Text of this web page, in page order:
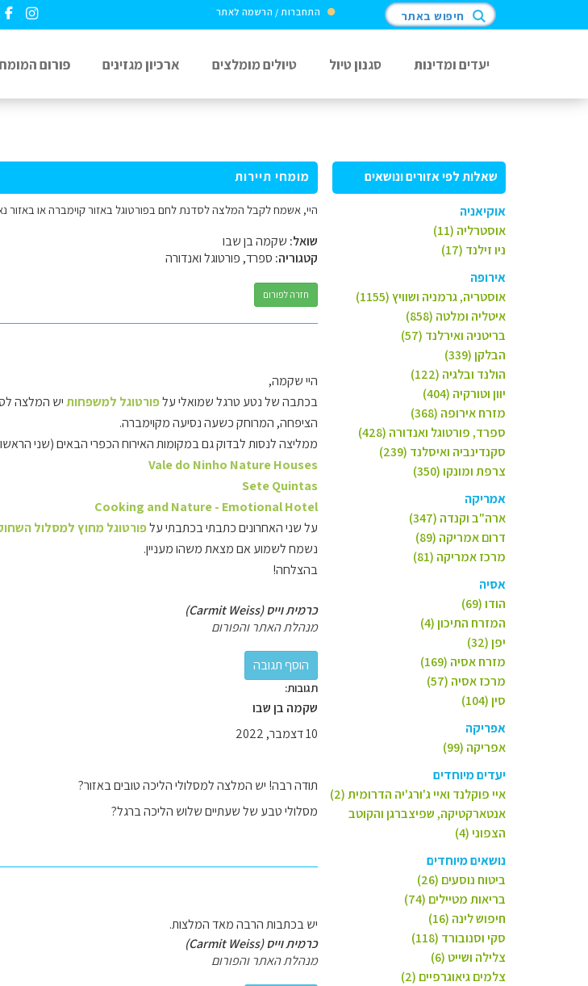
התחברות / הרשמה לאתר חיפוש באתר
יעדים ומדינות סגנון טיול טיולים מומלצים ארכיון מגזינים פורום
שאלות לפי אזורים ונושאים
אוקיאניה
אוסטרליה (11)
ניו זילנד (17)
אירופה
אוסטריה, גרמניה ושוויץ (1155)
איטליה ומלטה (858)
בריטניה ואירלנד (57)
הבלקן (339)
הולנד ובלגיה (122)
יוון וטורקיה (404)
מזרח אירופה (368)
ספרד, פורטוגל ואנדורה (428)
סקנדינביה ואיסלנד (239)
צרפת ומונקו (350)
אמריקה
ארה"ב וקנדה (347)
דרום אמריקה (89)
מרכז אמריקה (81)
אסיה
הודו (69)
המזרח התיכון (4)
יפן (32)
מזרח אסיה (169)
מרכז אסיה (57)
סין (104)
אפריקה
אפריקה (99)
יעדים מיוחדים
איי פוקלנד ואיי ג'ורג'יה הדרומית (2)
אנטארקטיקה, שפיצברגן והקוטב
הצפוני (4)
נושאים מיוחדים
ביטוח נוסעים (26)
בריאות מטיילים (74)
חיפוש לינה (16)
סקי וסנובורד (118)
צלילה ושייט (6)
צלמים גיאוגרפיים (2)
מומחי תיירות
היי, אשמח לקבל המלצה לסדנת לחם בפורטוגל באזור קוימברה או באזור
שואל: שקמה בן שבו
קטגוריה: ספרד, פורטוגל ואנדורה
חזרה לפורום
היי שקמה,
בכתבה של נטע טרגל שמואלי עלפורטוגל למשפחות
הציפחה, המרוחק כשעה נסיעה מקוימברה.
ממליצה לנסות לבדוק גם במקומות האירוח הכפרי הבאים (שני
Vale do Ninho Nature Houses
Sete Quintas
Cooking and Nature - Emotional Hotel
על שני האחרונים כתבתי בכתבתי עלפורטוגל מחוץ למסלול
נשמח לשמוע אם מצאת משהו מעניין.
בהצלחה!
כרמית וייס (Carmit Weiss)
מנהלת האתר והפורום
תגובות:
שקמה בן שבו
10 דצמבר, 2022
תודה רבה! יש המלצה למסלולי הליכה טובים באזור?
מסלולי טבע של שעתיים שלוש הליכה ברגל?
יש בכתבות הרבה מאד המלצות.
כרמית וייס (Carmit Weiss)
מנהלת האתר והפורום